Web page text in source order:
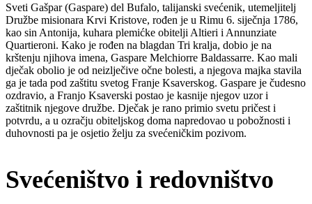
Sveti Gašpar (Gaspare) del Bufalo, talijanski svećenik, utemeljitelj
Družbe misionara Krvi Kristove, rođen je u Rimu 6. siječnja 1786,
kao sin Antonija, kuhara plemićke obitelji Altieri i Annunziate
Quartieroni. Kako je rođen na blagdan Tri kralja, dobio je na
krštenju njihova imena, Gaspare Melchiorre Baldassarre. Kao mali
dječak obolio je od neizlječive očne bolesti, a njegova majka stavila
ga je tada pod zaštitu svetog Franje Ksaverskog. Gaspare je čudesno
ozdravio, a Franjo Ksaverski postao je kasnije njegov uzor i
zaštitnik njegove družbe. Dječak je rano primio svetu pričest i
potvrdu, a u ozračju obiteljskog doma napredovao u pobožnosti i
duhovnosti pa je osjetio želju za svećeničkim pozivom.
Svećeništvo i redovništvo